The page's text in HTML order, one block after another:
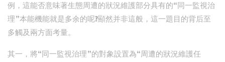
例，這能否意味著生態周遭的狀況維護部分具有的“同一監視治
理”本能機能就是多余的呢?顯然并非這般，這一題目的背后至
多觸及兩方面考量。
其一，將“同一監視治理”的對象設置為“周遭的狀況維護任